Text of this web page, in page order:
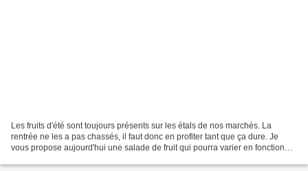
Les fruits d'été sont toujours présents sur les étals de nos marchés. La
rentrée ne les a pas chassés, il faut donc en profiter tant que ça dure. Je
vous propose aujourd'hui une salade de fruit qui pourra varier en fonction